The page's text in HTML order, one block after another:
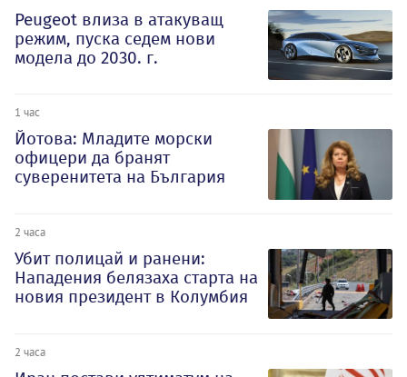
Peugeot влиза в атакуващ
режим, пуска седем нови
модела до 2030. г.
1 час
Йотова: Младите морски
офицери да бранят
суверенитета на България
2 часа
Убит полицай и ранени:
Нападения белязаха старта на
новия президент в Колумбия
2 часа